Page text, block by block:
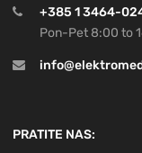
+385 1 3464-
Pon-Pet 8:00 to
PRATITE NAS: